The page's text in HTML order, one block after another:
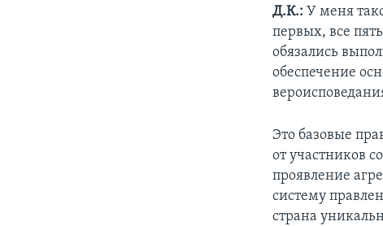
Д.К.: У меня
первых, все
обязались
обеспечение
Это базовые
от участников
проявление
систему
страна